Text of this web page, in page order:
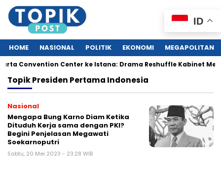
HOME NASIONAL POLITIK EKONOMI MEGAPOLITAN
Convention Center ke Istana: Drama Reshuffle Kabinet
TopikPresiden Pertama Indonesia
Nasional
Mengapa Bung Karno Diam Ketika
Dituduh Kerja sama dengan PKI?
Begini Penjelasan Megawati
Soekarnoputri
Sabtu, 20 Mei 2023 - 23:28 WIB
ID